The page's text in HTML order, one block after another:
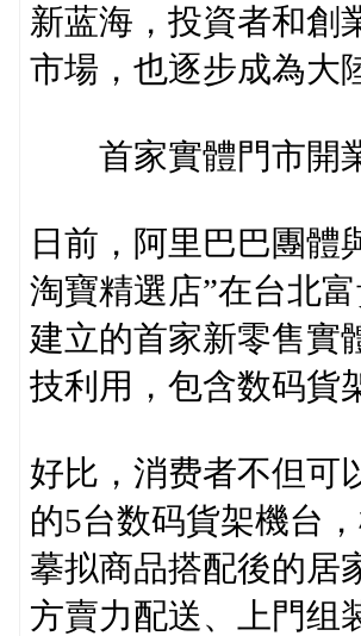
新蓝海，投資者和創
市場，也逐步成為大
首家實體門市開
日前，阿里巴巴團體
淘寶精選店”在台北
建立的首家新零售實
技利用，包含数码貨
好比，消费者不但可
的5台数码貨架機台
摹拟商品搭配後的居
方賣力配送、上門组